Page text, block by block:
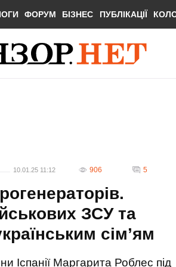
ФОРУМ БІЗНЕС ПУБЛІКАЦІЇ
10.01.25 11:12 906 5
ЗСУ та
сім’ям
Іспанії Маргарита Роблес під